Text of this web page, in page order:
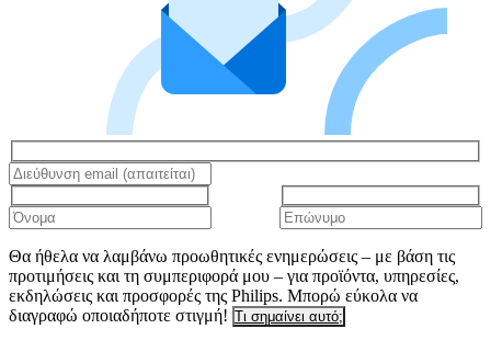
Θα ήθελα να λαμβάνω προωθητικές ενημερώσεις – με βάση τις
προτιμήσεις και τη συμπεριφορά μου – για προϊόντα, υπηρεσίες,
εκδηλώσεις και προσφορές της Philips. Μπορώ εύκολα να
διαγραφώ οποιαδήποτε στιγμή! Τι σημαίνει αυτό;